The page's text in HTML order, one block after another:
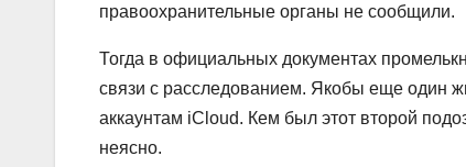
правоохранительные органы не сообщили.
Тогда в официальных документах
связи с расследованием. Якобы еще один
аккаунтам iCloud. Кем был этот второй
неясно.